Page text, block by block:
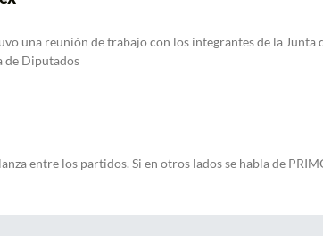
una reunión de trabajo con los integrantes de la Junta
de Diputados
entre los partidos. Si en otros lados se habla de